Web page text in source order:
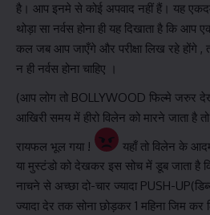
है। आप इनमे से कोई अपवाद नहीं हैं। यह
थोड़ा सा नर्वस होना ही यह दिखाता है कि आप
कल जब आप जाएँगे और परीक्षा लिख रहे होंगे ,
न ही नर्वस होना चाहिए ।
(आप लोग तो BOLLYWOOD फिल्मे जरुर
आखिरी समय में हीरो विलेन को मारने जाता है
रायफल भूल गया !
यहाँ तो विलेन के
या मुस्टंडो को देखकर इस सोच में डूब जाता है
नाचने से अच्छा दो-चार ज्यादा PUSH-
ज्यादा देर तक सोना छोड़कर 1 महिना जिम कर